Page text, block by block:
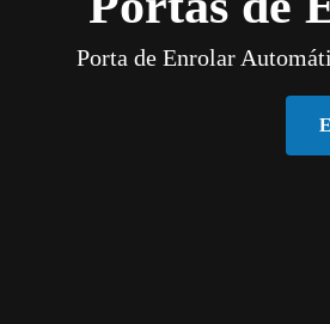
Porta de Enrolar